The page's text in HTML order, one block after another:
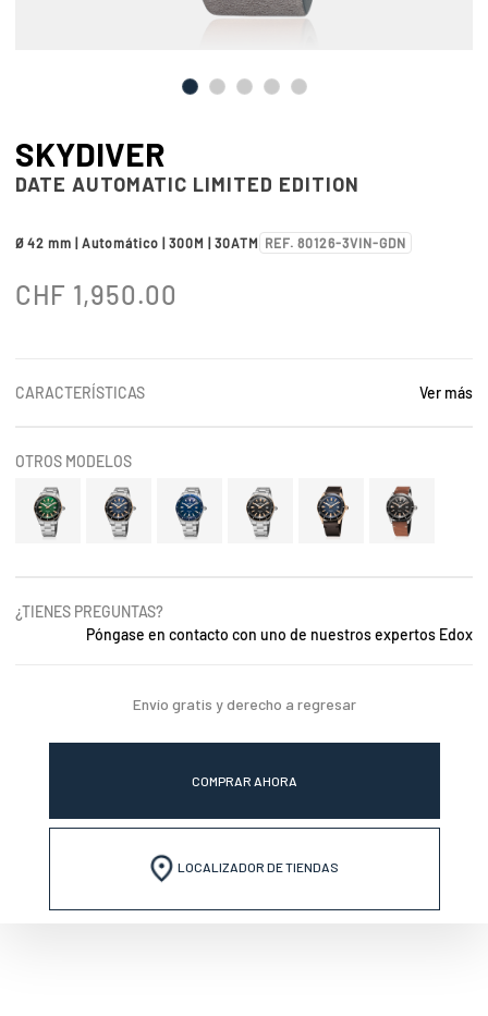
SKYDIVER
DATE AUTOMATIC LIMITED EDITION
Ø 42 mm | Automático | 300M | 30ATM REF. 80126-3VIN-GDN
CHF 1,950.00
CARACTERÍSTICAS Ver más
OTROS MODELOS
¿TIENES PREGUNTAS?
Póngase en contacto con uno de nuestros expertos Edox
Envío gratis y derecho a regresar
COMPRAR AHORA
LOCALIZADOR DE TIENDAS